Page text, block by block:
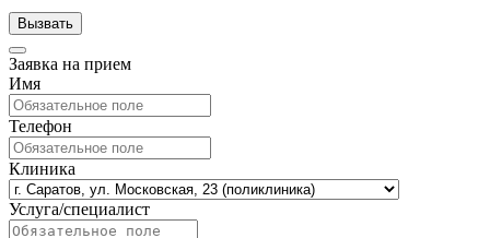
Заявка на прием
Имя
Телефон
Клиника
Услуга/специалист